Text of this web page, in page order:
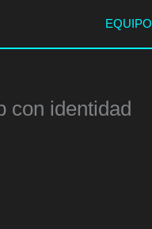
EQUIPO
con identidad